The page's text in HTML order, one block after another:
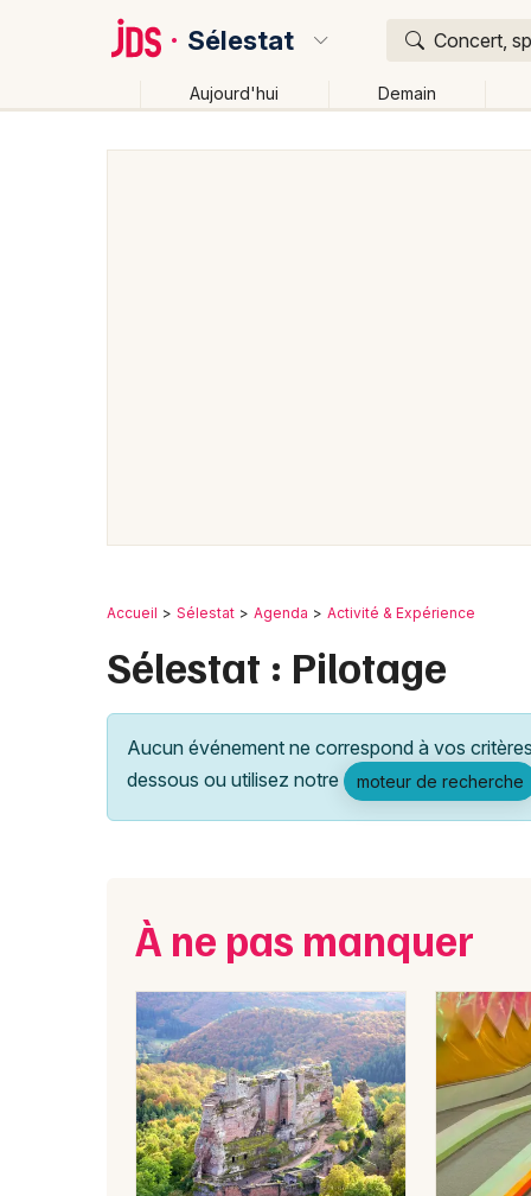
Sélestat Concert,
Aujourd'hui Demain
Accueil Sélestat Agenda Activité & Expérience
Sélestat : Pilotage
Aucun événement ne correspond à vos
dessous ou utilisez notre
moteur de recherche
À ne pas manquer